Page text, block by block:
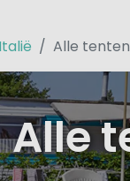
Italië Alle tenten
Alle